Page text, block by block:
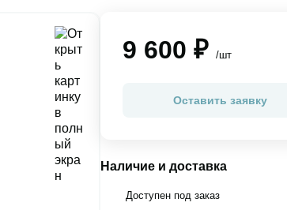
9 600 ₽ /шт
Оставить заявку
Наличие и доставка
Доступен под заказ